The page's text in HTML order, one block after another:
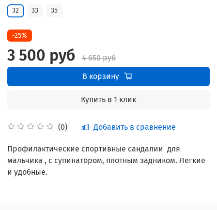
(0) Добавить в сравнение
32 33 35
-25%
3 500 руб
4 650 руб
В корзину
Купить в 1 клик
Профилактические спортивные сандалии для
мальчика , с супинатором, плотным задником. Легкие
и удобные.